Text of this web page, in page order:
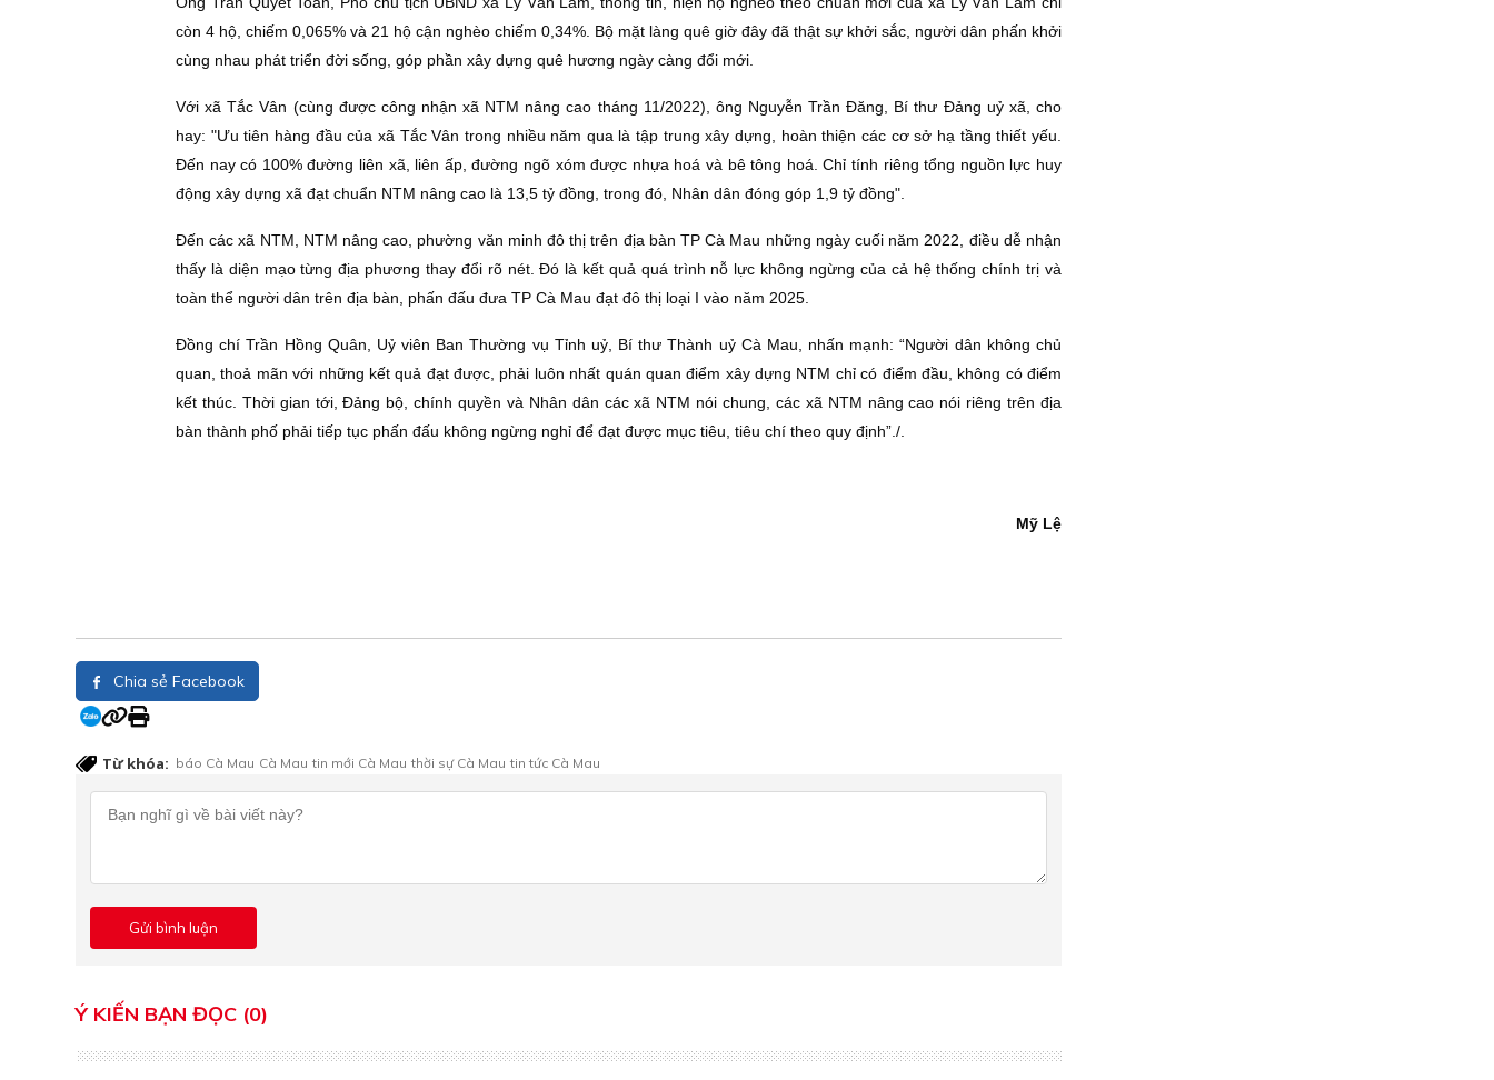
còn 4 hộ, chiếm 0,065% và 21 hộ cận nghèo chiếm 0,34%. Bộ mặt làng quê giờ đây đã thật sự khởi sắc, người dân phấn khởi
cùng nhau phát triển đời sống, góp phần xây dựng quê hương ngày càng đổi mới.
Với xã Tắc Vân (cùng được công nhận xã NTM nâng cao tháng 11/2022), ông Nguyễn Trần Ðăng, Bí thư Ðảng uỷ xã, cho
hay: "Ưu tiên hàng đầu của xã Tắc Vân trong nhiều năm qua là tập trung xây dựng, hoàn thiện các cơ sở hạ tầng thiết yếu.
Ðến nay có 100% đường liên xã, liên ấp, đường ngõ xóm được nhựa hoá và bê tông hoá. Chỉ tính riêng tổng nguồn lực huy
động xây dựng xã đạt chuẩn NTM nâng cao là 13,5 tỷ đồng, trong đó, Nhân dân đóng góp 1,9 tỷ đồng".
Ðến các xã NTM, NTM nâng cao, phường văn minh đô thị trên địa bàn TP Cà Mau những ngày cuối năm 2022, điều dễ nhận
thấy là diện mạo từng địa phương thay đổi rõ nét. Ðó là kết quả quá trình nỗ lực không ngừng của cả hệ thống chính trị và
toàn thể người dân trên địa bàn, phấn đấu đưa TP Cà Mau đạt đô thị loại I vào năm 2025.
Ðồng chí Trần Hồng Quân, Uỷ viên Ban Thường vụ Tỉnh uỷ, Bí thư Thành uỷ Cà Mau, nhấn mạnh: “Người dân không chủ
quan, thoả mãn với những kết quả đạt được, phải luôn nhất quán quan điểm xây dựng NTM chỉ có điểm đầu, không có điểm
kết thúc. Thời gian tới, Ðảng bộ, chính quyền và Nhân dân các xã NTM nói chung, các xã NTM nâng cao nói riêng trên địa
bàn thành phố phải tiếp tục phấn đấu không ngừng nghỉ để đạt được mục tiêu, tiêu chí theo quy định”./.
Mỹ Lệ
Chia sẻ Facebook
Từ khóa: báo Cà Mau Cà Mau tin mới Cà Mau thời sự Cà Mau tin tức Cà Mau
Ý KIẾN BẠN ĐỌC (0)